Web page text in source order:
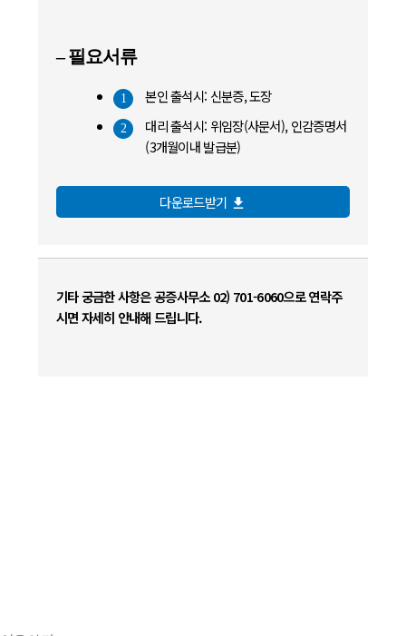
– 필요서류
1 본인 출석시: 신분증, 도장
2
대리 출석시: 위임장(사문서), 인감증명서
(3개월이내 발급분)
다운로드받기 file_download
기타 궁금한 사항은 공증사무소 02) 701-6060으로 연락주
시면 자세히 안내해 드립니다.